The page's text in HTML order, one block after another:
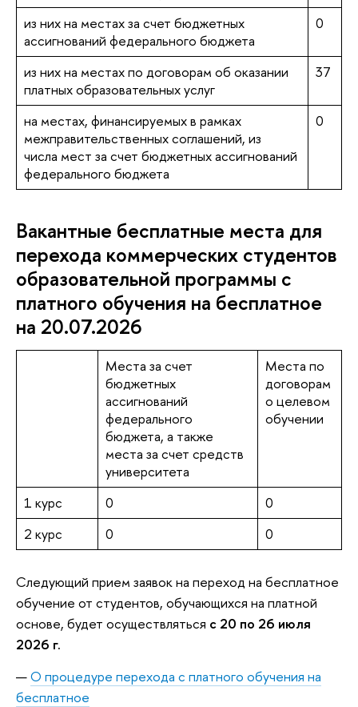
из них на местах за счет бюджетных
ассигнований федерального бюджета
0
из них на местах по договорам об оказании
платных образовательных услуг
37
на местах, финансируемых в рамках
межправительственных соглашений, из
числа мест за счет бюджетных ассигнований
федерального бюджета
0
Вакантные бесплатные места для
перехода коммерческих студентов
образовательной программы с
платного обучения на бесплатное
на 20.07.2026
Места за счет
бюджетных
ассигнований
федерального
бюджета, а также
места за счет средств
университета
Места по
договорам
о целевом
обучении
1 курс 0
0
2 курс
0 0
Следующий прием заявок на переход на бесплатное
обучение от студентов, обучающихся на платной
основе, будет осуществляться с 20 по 26 июля
2026 г.
О процедуре перехода с платного обучения на
бесплатное